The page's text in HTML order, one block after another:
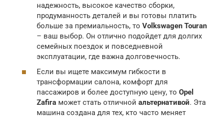
надежность, высокое качество сборки,
продуманность деталей и вы готовы платить
больше за премиальность, то Volkswagen Touran
– ваш выбор. Он отлично подойдет для долгих
семейных поездок и повседневной
эксплуатации, где важна долговечность.
Если вы ищете максимум гибкости в
трансформации салона, комфорт для
пассажиров и более доступную цену, то Opel
Zafira может стать отличной альтернативой. Эта
машина создана для тех, кто часто меняет